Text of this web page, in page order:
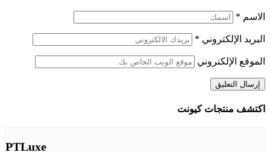
الاسم *
البريد الإلكتروني *
الموقع الإلكتروني
اكتشف منتجات كيونت
PTLuxe